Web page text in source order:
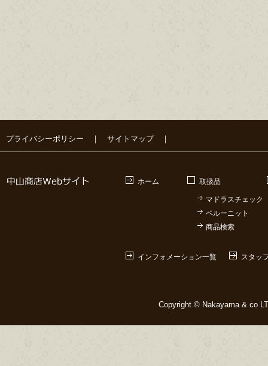
プライバシーポリシー ｜ サイトマップ｜
ホーム 取扱品
マドラスチェック
ペルーニット
商品検索
インフォメーション一覧 スタッ
Copyright © Nakayama & co